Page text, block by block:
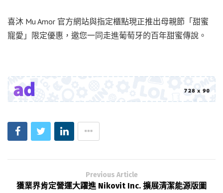
喜沐 Mu Amor 官方網站與指定櫃點現正推出母親節「甜蜜
寵愛」限定優惠，邀您一同走進葡萄牙的百年甜蜜傳說。
Previous Article
獲業界肯定營運大躍進 Nikovit Inc. 擴展清潔能源版圖